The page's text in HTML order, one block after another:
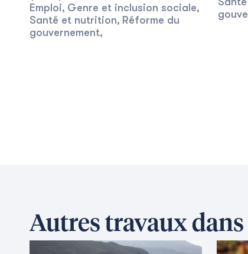
Emploi, Genre et inclusion sociale,
Santé et nutrition, Réforme du
gouvernement,
Autres travaux